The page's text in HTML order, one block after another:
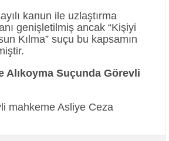
kanun ile uzlaştırma
genişletilmiş ancak “Kişiyi
Kılma” suçu bu kapsamın
Alıkoyma Suçunda Görevli
mahkeme Asliye Ceza